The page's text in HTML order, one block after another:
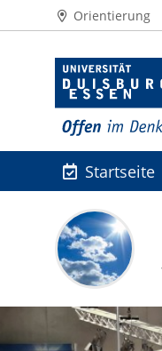
Orientierung
Startseite
FAQ